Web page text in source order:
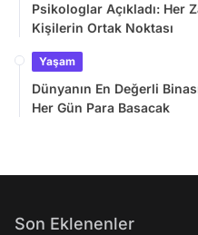
Psikologlar Açıkladı: Her
Kişilerin Ortak Noktası
Yaşam
Dünyanın En Değerli
Her Gün Para Basacak
Son Eklenenler